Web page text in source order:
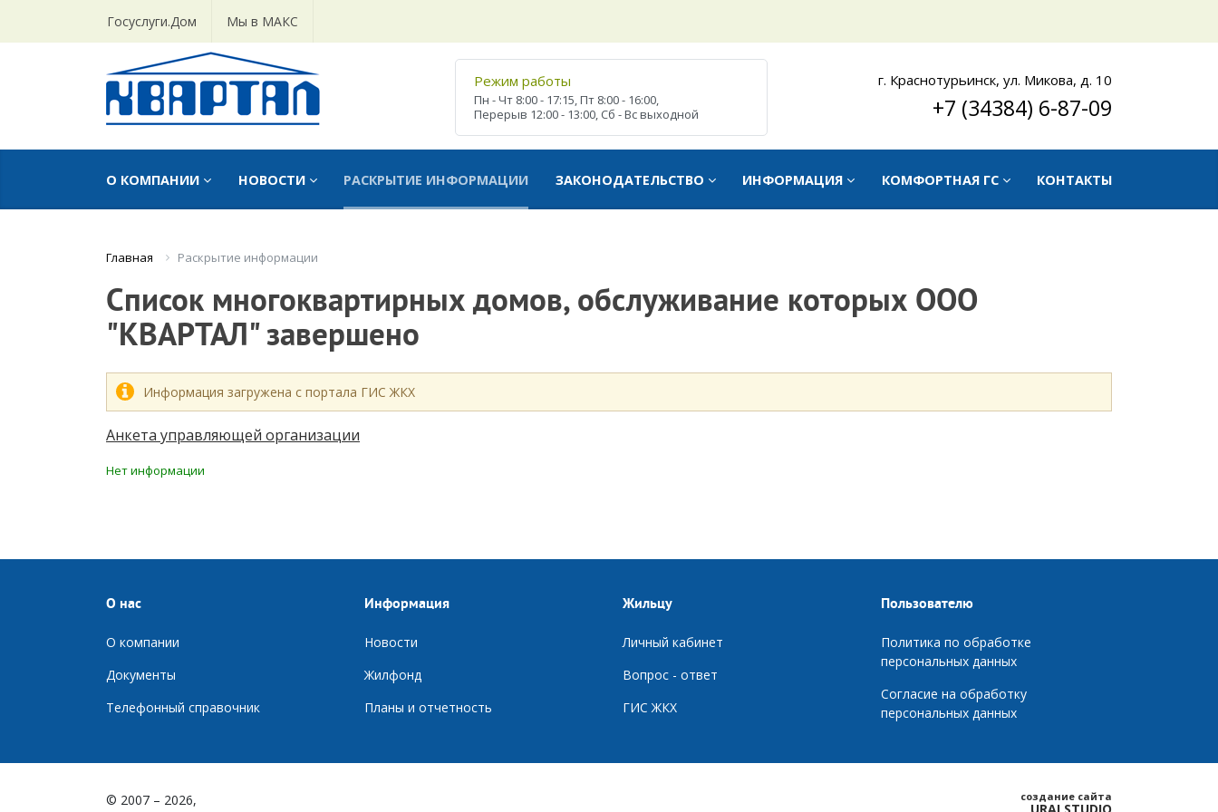
Госуслуги.Дом Мы в МАКС
Режим работы
Пн - Чт 8:00 - 17:15, Пт 8:00 - 16:00,
Перерыв 12:00 - 13:00, Сб - Всвыходной
г. Краснотурьинск, ул. Микова, д. 10
+7 (34384) 6-87-09
О КОМПАНИИ НОВОСТИ РАСКРЫТИЕ ИНФОРМАЦИИ ЗАКОНОДАТЕЛЬСТВО ИНФОРМАЦИЯ КОМФОРТНАЯ ГС КОНТАКТЫ
Главная Раскрытие информации
Список многоквартирных домов, обслуживание которых ООО
"КВАРТАЛ" завершено
Информация загружена с портала ГИС ЖКХ
Анкета управляющей организации
Нет информации
О нас
О компании
Документы
Телефонный справочник
Информация
Новости
Жилфонд
Планы и отчетность
Жильцу
Личный кабинет
Вопрос - ответ
ГИС ЖКХ
Пользователю
Политика по обработке
персональных данных
Согласие на обработку
персональных данных
© 2007 – 2026,
создание сайта
URALSTUDIO